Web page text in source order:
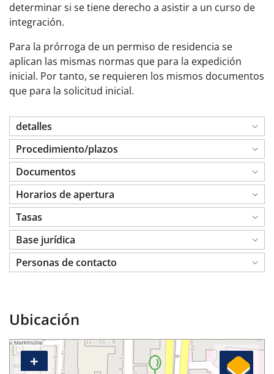
determinar si se tiene derecho a asistir a un curso de
integración.
Para la prórroga de un permiso de residencia se
aplican las mismas normas que para la expedición
inicial. Por tanto, se requieren los mismos documentos
que para la solicitud inicial.
detalles
Procedimiento/plazos
Documentos
Horarios de apertura
Tasas
Base jurídica
Personas de contacto
Ubicación
+